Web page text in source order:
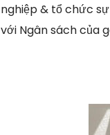
nghiệp & tổ chức
với Ngân sách của